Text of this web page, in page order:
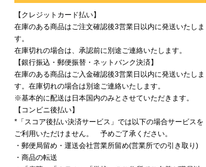
【クレジットカード払い】
在庫のある商品はご注文確認後3営業日以内に発送いたしま
す。
在庫切れの場合は、承認前に別途ご連絡いたします。
【銀行振込・郵便振替・ネットバンク決済】
在庫のある商品はご入金確認後3営業日以内に発送いたしま
す。在庫切れの場合は別途ご連絡いたします。
※基本的に配送は日本国内のみとさせていただきます。
【コンビニ後払い】
*「スコア後払い決済サービス」では以下の場合サービスを
ご利用いただけません。 予めご了承ください。
・郵便局留め・運送会社営業所留め(営業所での引き取り)
・商品の転送